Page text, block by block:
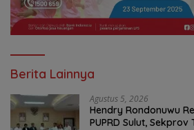
Berita Lainnya
Agustus 5, 2026
Hendry Rondonuwu
PUPRD Sulut, Sekprov